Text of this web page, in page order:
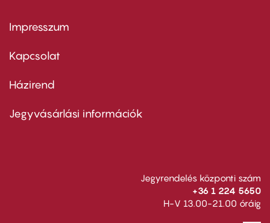
Footer
first
Impresszum
Kapcsolat
Footer
second
Házirend
Jegyvásárlási információk
Jegyrendelés központi szám
+36 1 224 5650
H-V 13.00-21.00 óráig